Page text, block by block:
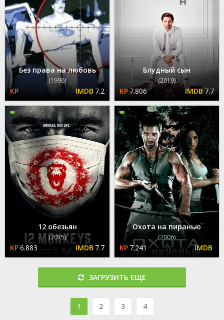
Без права на любовь
(1996)
7.2
Блудный сын
(2019)
7.806 7.7
12 обезьян
(2015)
6.883 7.7
Охота на пиранью
(2006)
7.241
ЗАГРУЗИТЬ ЕЩЕ
1 2 3 4